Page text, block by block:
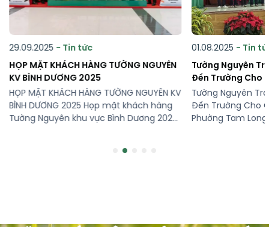
29.09.2025 - Tin tức
HỌP MẶT KHÁCH HÀNG TƯỜNG NGUYÊN
KV BÌNH DƯƠNG 2025
HỌP MẶT KHÁCH HÀNG TƯỜNG NGUYÊN KV
BÌNH DƯƠNG 2025 Họp mặt khách hàng
Tường Nguyên khu vực Bình Dương 2025
01.08.2025 - Tin
Tường Nguyên
Đến Trường Cho
Phường Tam
Tường Nguyên
Đến Trường Cho
Phường Tam